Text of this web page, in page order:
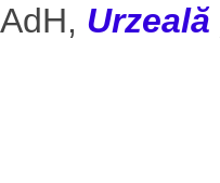
AdH, Urzeală